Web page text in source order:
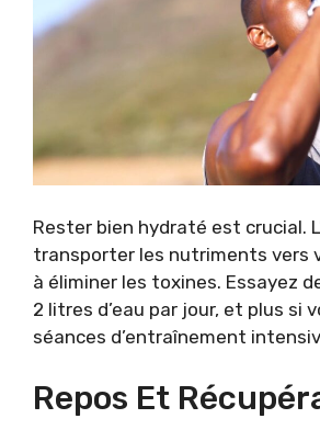
Rester bien hydraté est crucial.
transporter les nutriments vers
à éliminer les toxines. Essayez
2 litres d’eau par jour, et plus si
séances d’entraînement
Repos Et